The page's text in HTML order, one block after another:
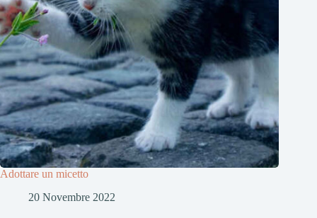
Adottare un micetto
20 Novembre 2022